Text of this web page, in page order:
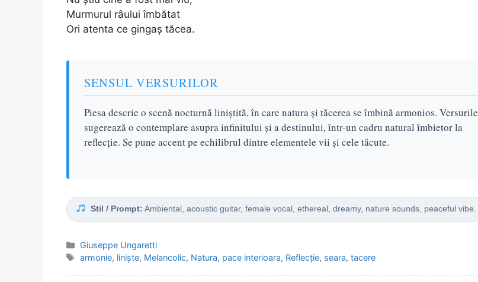
Murmurul râului îmbătat
Ori atenta ce gingaș tăcea.
SENSUL VERSURILOR
Piesa descrie o scenă nocturnă liniștită, în care natura și tăcerea se îmbină armonios. Versurile
sugerează o contemplare asupra infinitului și a destinului, într-un cadru natural îmbietor la
reflecție. Se pune accent pe echilibrul dintre elementele vii și cele tăcute.
Stil / Prompt: Ambiental, acoustic guitar, female vocal, ethereal, dreamy, nature sounds, peaceful vibe.
Categorii
Giuseppe Ungaretti
Etichete
armonie, liniște, Melancolic, Natura, pace interioara, Reflecție, seara,tacere